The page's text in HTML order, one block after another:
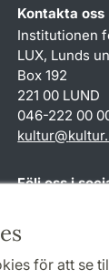
för att se
Kontakta oss
Institutionen
LUX, Lunds
Box 192
221 00 LUND
046-222 00
kultur@
Följ oss i